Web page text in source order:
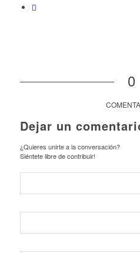
0
Dejar un
¿Quieres unirte a la conversación?
Siéntete libre de contribuir!